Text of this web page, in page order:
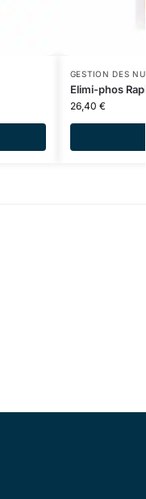
GESTION DES
Elimi-phos
26,40 €